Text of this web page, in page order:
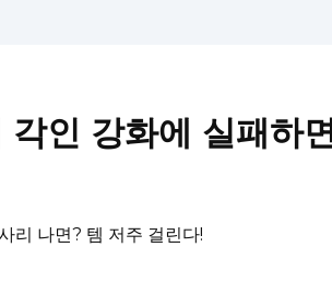
인 강화에 실패하
리 나면? 템 저주 걸린다!